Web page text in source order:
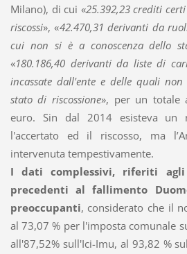
Milano), di cui «25.392,23 crediti
riscossi», «42.470,31 derivanti da
cui non si è a conoscenza dello
«180.186,40 derivanti da liste di
incassate dall'ente e delle quali
stato di riscossione», per un totale
euro. Sin dal 2014 esisteva un
l'accertato ed il riscosso, ma
intervenuta tempestivamente.
I dati complessivi, riferiti
precedenti al fallimento
preoccupanti, considerato che il
al 73,07 % per l'imposta comunale
all'87,52% sull'Ici-Imu, al 93,82 %